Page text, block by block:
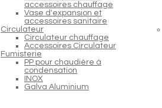
accessoires chauffage
Vase d'expansion et
accessoires sanitaire
Circulateur
Circulateur chauffage
Accessoires Circulateur
Fumisterie
PP pour chaudière à
condensation
INOX
Galva Aluminium